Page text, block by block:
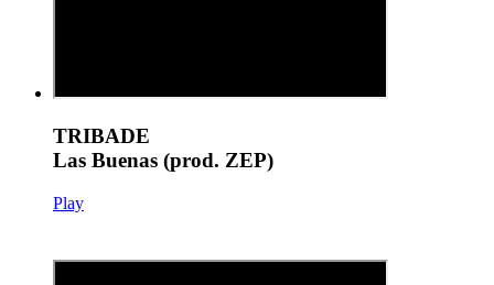
TRIBADE
Las Buenas (prod. ZEP)
Play